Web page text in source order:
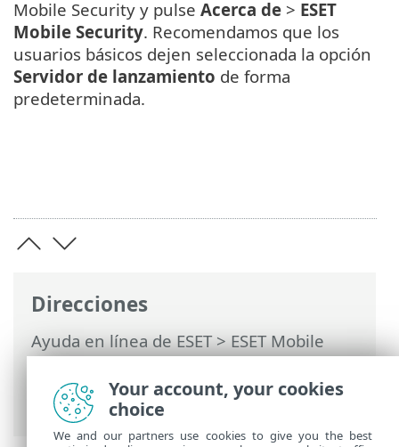
Direcciones
Ayuda en línea de ESET>ESET Mobile
Security>Trabajar con ESET Mobile
Security >Antivirus> Configuración
avanzada
Mobile Security y pulse Acerca de > ESET
Mobile Security. Recomendamos que los
usuarios básicos dejen seleccionada la opción
Servidor de lanzamiento de forma
predeterminada.
Your account, your cookies
choice
We and our partners use cookies to give you the best